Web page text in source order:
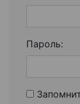
Пароль: